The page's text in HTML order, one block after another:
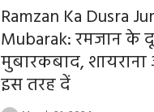
Ramzan Ka Dusra
Mubarak: रमजान के
मुबारकबाद,
इस तरह दें